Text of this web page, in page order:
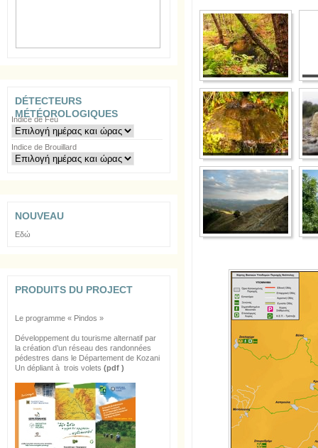
DÉTECTEURS
MÉTÉOROLOGIQUES
Indice de Feu
Indice de Brouillard
NOUVEAU
Εδώ
PRODUITS DU PROJECT
Le programme « Pindos »
Développement du tourisme alternatif par
la création d’un réseau des randonnées
pédestres dans le Département de Kozani
Un dépliant à trois volets (pdf )